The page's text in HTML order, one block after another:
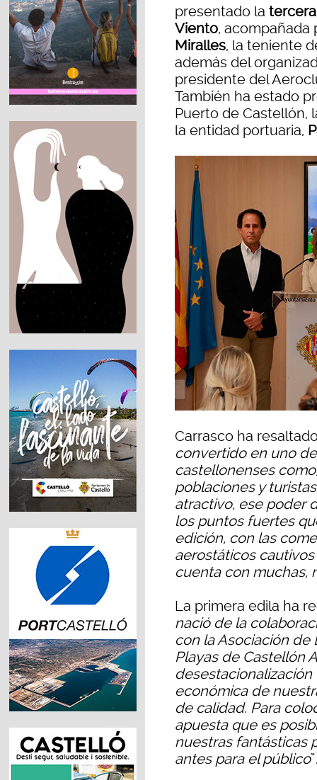
presentado la
Viento, acompañada
Miralles, la teniente
además del
presidente del
Tambíén ha estado
Puerto de Castellón,
la entidad portuaria,
Carrasco ha
convertido en uno
castellonenses
poblaciones y
atractivo, ese poder
los puntos fuertes
edición, con las
aerostáticos
cuenta con muchas,
La primera edila ha
nació de la
con la Asociación de
Playas de Castellón
económica de
de calidad. Para
apuesta que es
nuestras fantásticas
antes para el público